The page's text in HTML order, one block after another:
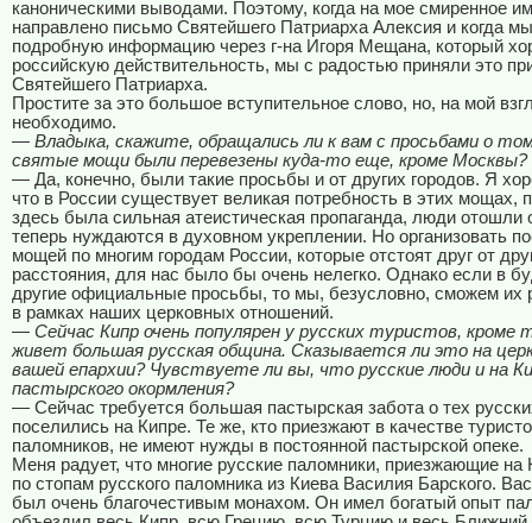
каноническими выводами. Поэтому, когда на мое смиренное
направлено письмо Святейшего Патриарха Алексия и когда
подробную информацию через г-на Игоря Мещана, который
российскую действительность, мы с радостью приняли это
Святейшего Патриарха.
Простите за это большое вступительное слово, но, на мой
необходимо.
— Владыка, скажите, обращались ли к вам с просьбами о
святые мощи были перевезены куда-то еще, кроме Москвы?
— Да, конечно, были такие просьбы и от других городов. Я
что в России существует великая потребность в этих мощах,
здесь была сильная атеистическая пропаганда, люди отошли
теперь нуждаются в духовном укреплении. Но организовать
мощей по многим городам России, которые отстоят друг от
расстояния, для нас было бы очень нелегко. Однако если в
другие официальные просьбы, то мы, безусловно, сможем их
в рамках наших церковных отношений.
— Сейчас Кипр очень популярен у русских туристов, кроме
живет большая русская община. Сказывается ли это на
вашей епархии? Чувствуете ли вы, что русские люди и на
пастырского окормления?
— Сейчас требуется большая пастырская забота о тех
поселились на Кипре. Те же, кто приезжают в качестве
паломников, не имеют нужды в постоянной пастырской опеке.
Меня радует, что многие русские паломники, приезжающие на
по стопам русского паломника из Киева Василия Барского.
был очень благочестивым монахом. Он имел богатый опыт